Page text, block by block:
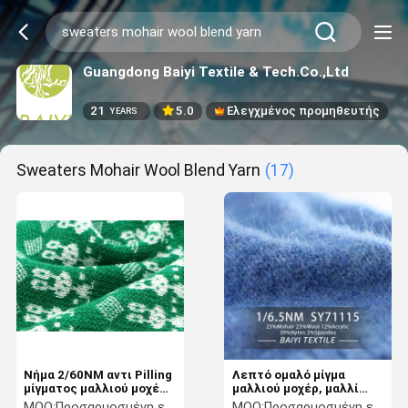
Guangdong Baiyi Textile & Tech.Co.,Ltd
21 YEARS 5.0 Ελεγχμένος προμηθευτής
Sweaters Mohair Wool Blend Yarn (17)
Νήμα 2/60NM αντι Pilling
μίγματος μαλλιού μοχέρ
πουλόβερ πρακτικό
Λεπτό ομαλό μίγμα
μαλλιού μοχέρ, μαλλί
μεταξιού μοχέρ γαντιών